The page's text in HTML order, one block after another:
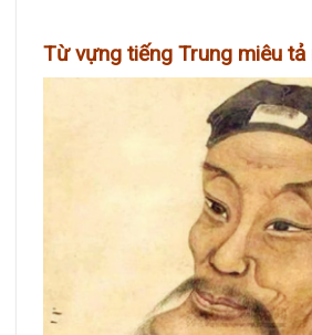
Từ vựng tiếng Trung miêu tả